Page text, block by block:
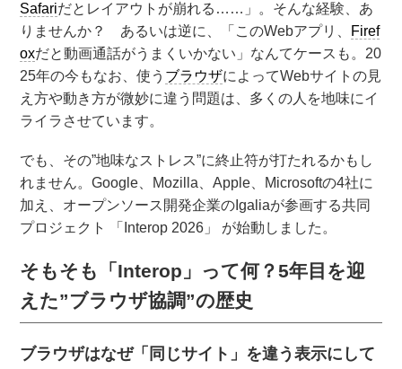
Safariだとレイアウトが崩れる……」。そんな経験、あ
りませんか？ あるいは逆に、「このWebアプリ、 Firef
oxだと動画通話がうまくいかない」なんてケースも。20
25年の今もなお、使う ブラウザによってWebサイトの見
え方や動き方が微妙に違う問題は、多くの人を地味にイ
ライラさせています。
でも、その”地味なストレス”に終止符が打たれるかもし
れません。Google、Mozilla、Apple、Microsoftの4社に
加え、オープンソース開発企業のIgaliaが参画する共同
プロジェクト 「Interop 2026」 が始動しました。
そもそも「Interop」って何？5年目を迎
えた”ブラウザ協調”の歴史
ブラウザはなぜ「同じサイト」を違う表示にして